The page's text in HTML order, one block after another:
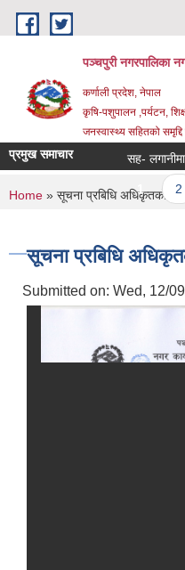
Skip to main content
पञ्चपुरी नगरपालिका
कर्णाली प्रदेश, नेपाल
कृषि-पशुपालन ,पर्यटन,
जनस्वास्थ्य सहितको
प्रमुख समाचार सह- लगानीमा
Pages
1 2
You are here
Home » सूचना प्रबिधि अधिकृतको
सूचना प्रबिधि
Submitted on: Wed, 12/